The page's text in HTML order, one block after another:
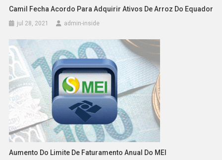
Camil Fecha Acordo Para Adquirir Ativos De Arroz Do Equador
jul 28, 2021 admin-inside
Aumento Do Limite De Faturamento Anual Do MEI